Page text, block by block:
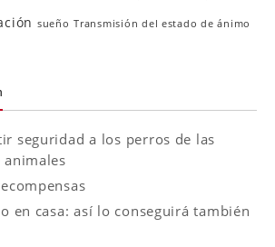
sueño Transmisión del estado de ánimo
seguridad a los perros de las
en casa: así lo conseguirá también